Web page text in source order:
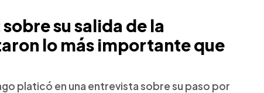
su salida de la
lo más importante que
platicó en una entrevista sobre su paso por